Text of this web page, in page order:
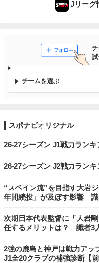
Jリーグ
チームを選ぶ
スポナビオリジナル
26-27シーズン J1戦力ランキ
26-27シーズン J2戦力ランキ
“スペイン流”を目指す大岩
年間続投」が及ぼす影響 識
次期日本代表監督に「大岩
任するメリットは？ 識者3
2強の鹿島と神戸は戦力ア
J1全20クラブの補強診断【前